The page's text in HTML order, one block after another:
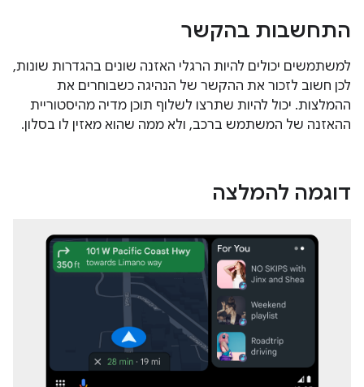
התחשבות בהקשר
למשתמשים יכולים להיות הרגלי האזנה שונים בהגדרות שונות,
לכן חשוב לזכור את ההקשר של הנהיגה כשבוחרים את
ההמלצות. יכול להיות שתרצו לשלוף תוכן מדיה מהיסטוריית
ההאזנה של המשתמש ברכב, ולא ממה שהוא מאזין לו בסלון.
דוגמה להמלצה